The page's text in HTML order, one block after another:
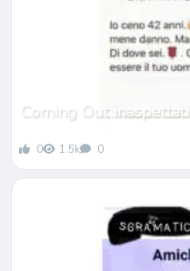
Coming Out inaspettati…
0 1.5k 0